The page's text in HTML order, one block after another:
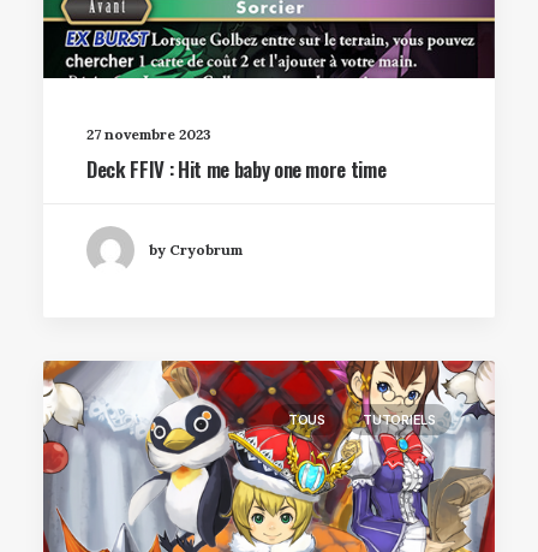
27 novembre 2023
Deck FFIV : Hit me baby one more time
by Cryobrum
TOUS TUTORIELS